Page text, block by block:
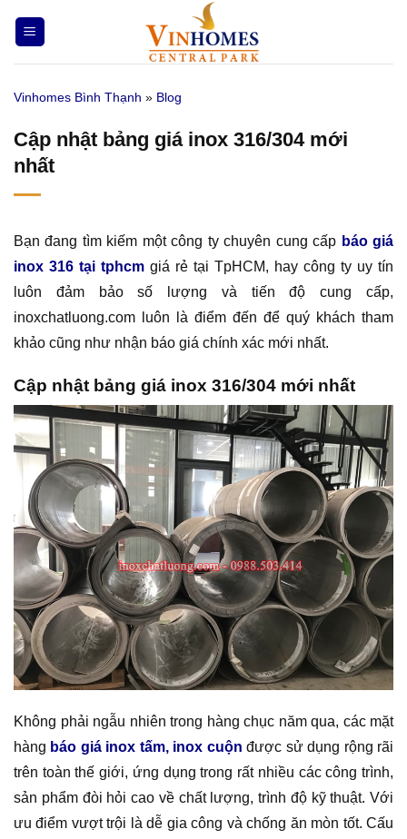
qua
nội
Vinhomes Bình Thạnh » Blog
Cập nhật bảng giá inox 316/304 mới
nhất
Bạn đang tìm kiếm một công ty chuyên cung cấp báo giá
inox 316 tại tphcm giá rẻ tại TpHCM, hay công ty uy tín
luôn đảm bảo số lượng và tiến độ cung cấp,
inoxchatluong.com luôn là điểm đến để quý khách tham
khảo cũng như nhận báo giá chính xác mới nhất.
Cập nhật bảng giá inox 316/304 mới nhất
Không phải ngẫu nhiên trong hàng chục năm qua, các mặt
hàng báo giá inox tấm, inox cuộn được sử dụng rộng rãi
trên toàn thế giới, ứng dụng trong rất nhiều các công trình,
sản phẩm đòi hỏi cao về chất lượng, trình độ kỹ thuật. Với
ưu điểm vượt trội là dễ gia công và chống ăn mòn tốt. Cấu